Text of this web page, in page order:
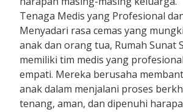
Tenaga Medis yang Profesional
Menyadari rasa cemas yang
anak dan orang tua, Rumah Sunat
memiliki tim medis yang
empati. Mereka berusaha
anak dalam menjalani proses
tenang, aman, dan dipenuhi